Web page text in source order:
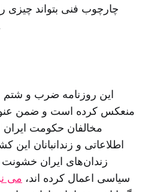
چارچوب فنی بتواند
منعکس کرده است و ضمن
مخالفان حکومت ایران
اطلاعاتی و زندانبانان این
زندان‌های ایران خشونت
سیاسی اعمال کرده اند، می